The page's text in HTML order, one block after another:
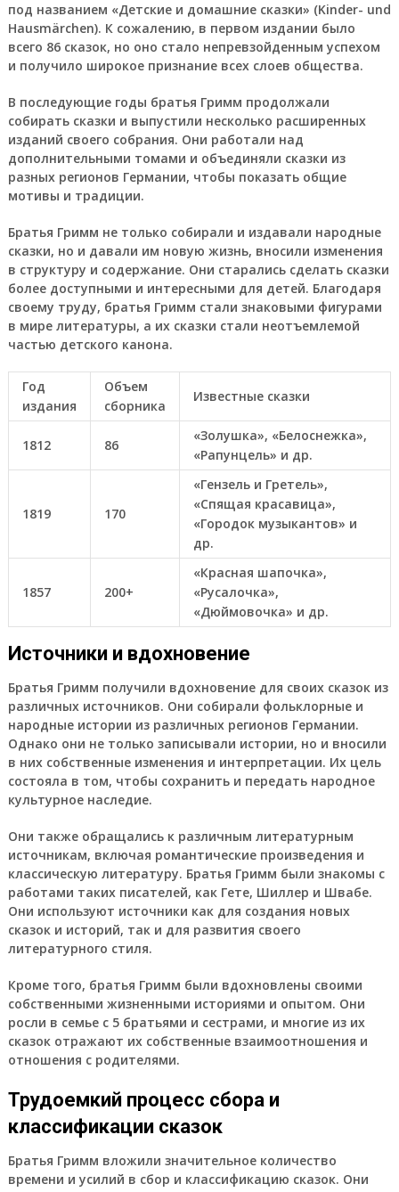
под названием «Детские и домашние сказки» (Kinder- und
Hausmärchen). К сожалению, в первом издании было
всего 86 сказок, но оно стало непревзойденным успехом
и получило широкое признание всех слоев общества.
В последующие годы братья Гримм продолжали
собирать сказки и выпустили несколько расширенных
изданий своего собрания. Они работали над
дополнительными томами и объединяли сказки из
разных регионов Германии, чтобы показать общие
мотивы и традиции.
Братья Гримм не только собирали и издавали народные
сказки, но и давали им новую жизнь, вносили изменения
в структуру и содержание. Они старались сделать сказки
более доступными и интересными для детей. Благодаря
своему труду, братья Гримм стали знаковыми фигурами
в мире литературы, а их сказки стали неотъемлемой
частью детского канона.
Год
издания
Объем
сборника
Известные сказки
1812 86
«Золушка», «Белоснежка»,
«Рапунцель» и др.
1819 170
«Гензель и Гретель»,
«Спящая красавица»,
«Городок музыкантов» и
др.
1857 200+
«Красная шапочка»,
«Русалочка»,
«Дюймовочка» и др.
Источники и вдохновение
Братья Гримм получили вдохновение для своих сказок из
различных источников. Они собирали фольклорные и
народные истории из различных регионов Германии.
Однако они не только записывали истории, но и вносили
в них собственные изменения и интерпретации. Их цель
состояла в том, чтобы сохранить и передать народное
культурное наследие.
Они также обращались к различным литературным
источникам, включая романтические произведения и
классическую литературу. Братья Гримм были знакомы с
работами таких писателей, как Гете, Шиллер и Швабе.
Они используют источники как для создания новых
сказок и историй, так и для развития своего
литературного стиля.
Кроме того, братья Гримм были вдохновлены своими
собственными жизненными историями и опытом. Они
росли в семье с 5 братьями и сестрами, и многие из их
сказок отражают их собственные взаимоотношения и
отношения с родителями.
Трудоемкий процесс сбора и
классификации сказок
Братья Гримм вложили значительное количество
времени и усилий в сбор и классификацию сказок. Они